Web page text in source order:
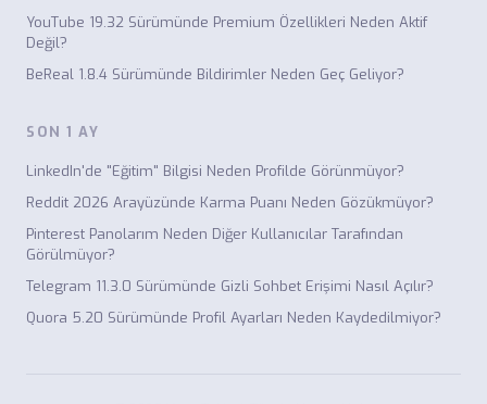
YouTube 19.32 Sürümünde Premium Özellikleri Neden Aktif
Değil?
BeReal 1.8.4 Sürümünde Bildirimler Neden Geç Geliyor?
SON 1 AY
LinkedIn'de "Eğitim" Bilgisi Neden Profilde Görünmüyor?
Reddit 2026 Arayüzünde Karma Puanı Neden Gözükmüyor?
Pinterest Panolarım Neden Diğer Kullanıcılar Tarafından
Görülmüyor?
Telegram 11.3.0 Sürümünde Gizli Sohbet Erişimi Nasıl Açılır?
Quora 5.20 Sürümünde Profil Ayarları Neden Kaydedilmiyor?